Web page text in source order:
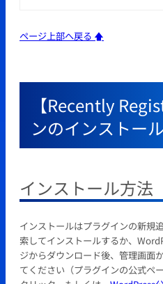
ページ上部へ戻る 🡅
【Recently
ンのインストー
インストール方法
インストールはプラグインの新規
索してインストールするか、
ジからダウンロード後、管理画面
てください（プラグインの公式ペ